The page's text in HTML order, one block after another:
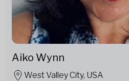
Aiko Wynn
West Valley City, USA